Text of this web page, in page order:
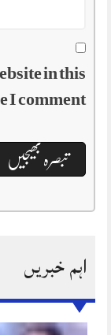
in this
I comment.
اہم خبریں